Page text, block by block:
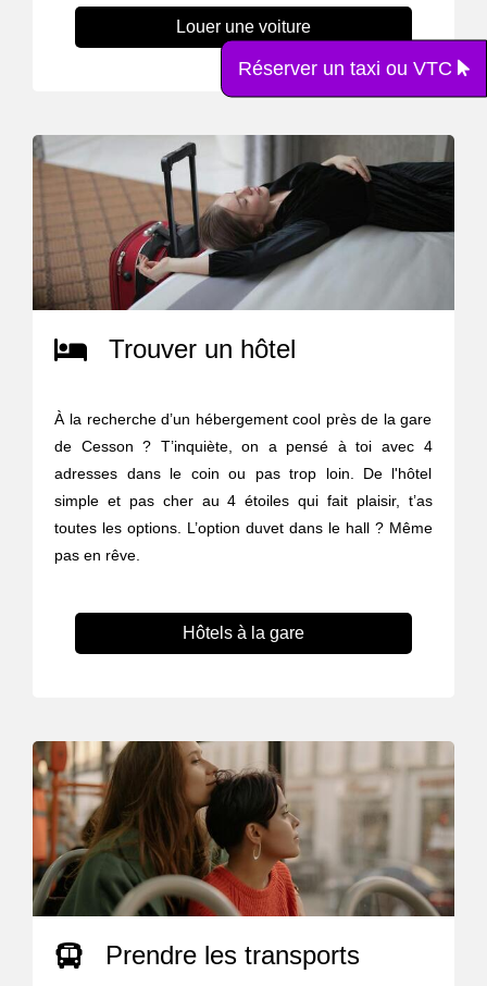
Louer une voiture
Trouver un hôtel
À la recherche d’un hébergement cool près de la gare
de Cesson ? T’inquiète, on a pensé à toi avec 4
adresses dans le coin ou pas trop loin. De l'hôtel
simple et pas cher au 4 étoiles qui fait plaisir, t’as
toutes les options. L’option duvet dans le hall ? Même
pas en rêve.
Hôtels à la gare
Prendre les transports
Réserver un taxi ou VTC